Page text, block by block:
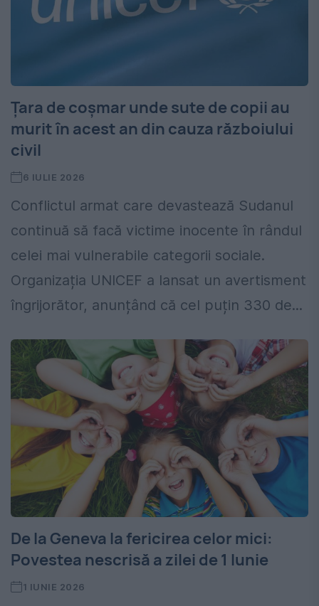
Țara de coșmar unde sute de copii au
murit în acest an din cauza războiului
civil
6 IULIE 2026
Conflictul armat care devastează Sudanul
continuă să facă victime inocente în rândul
celei mai vulnerabile categorii sociale.
Organizația UNICEF a lansat un avertisment
îngrijorător, anunțând că cel puțin 330 de...
De la Geneva la fericirea celor mici:
Povestea nescrisă a zilei de 1 Iunie
1 IUNIE 2026